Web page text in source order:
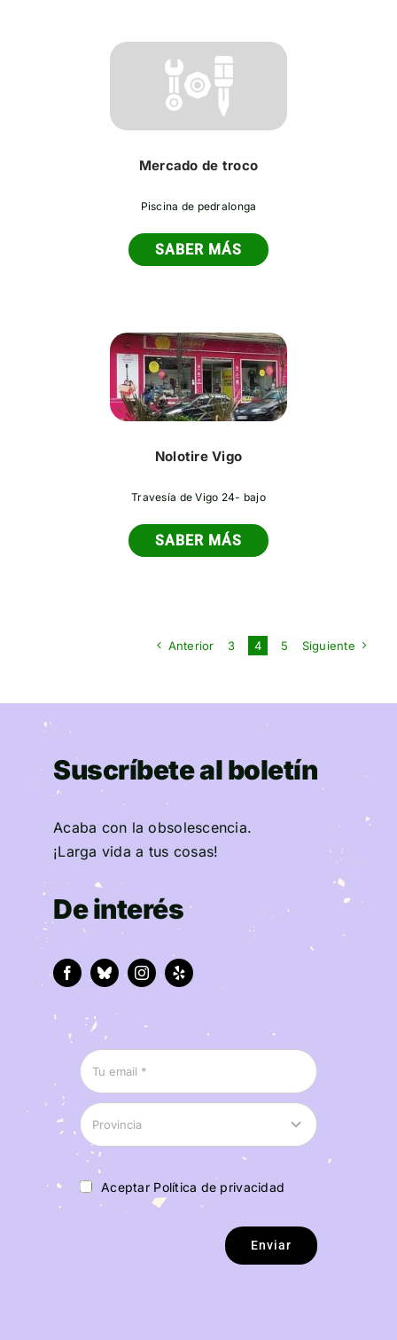
Mercado de troco
Piscina de pedralonga
SABER MÁS
Nolotire Vigo
Travesía de Vigo 24- bajo
SABER MÁS
Anterior 3 4 5 Siguiente
Suscríbete al boletín
Acaba con la obsolescencia.
¡Larga vida a tus cosas!
De interés
Aceptar Política de privacidad
Enviar